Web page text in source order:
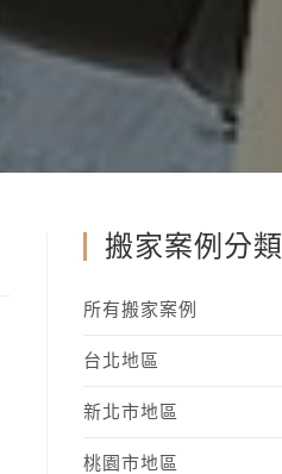
搬家案例分類
所有搬家案例
台北地區
新北市地區
桃園市地區